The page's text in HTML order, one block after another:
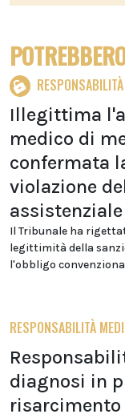
Illegittima
medico di
confermata
violazione
assistenziale
Il Tribunale ha
legittimità della
l'obbligo
RESPONSABILITÀ
diagnosi in
risarcimento